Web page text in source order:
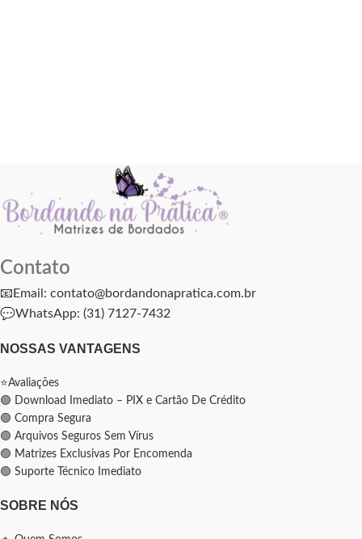
Contato
📧Email: contato@bordandonapratica.com.br
💬WhatsApp: (31) 7127-7432
NOSSAS VANTAGENS
⭐Avaliações
🟢 Download Imediato – PIX e Cartão De Crédito
🟢 Compra Segura
🟢 Arquivos Seguros Sem Vírus
🟢 Matrizes Exclusivas Por Encomenda
🟢 Suporte Técnico Imediato
SOBRE NÓS